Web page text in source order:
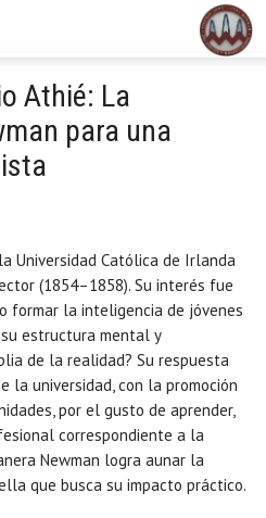
Athié: La
para una
Universidad Católica de Irlanda
(1854–1858). Su interés fue
formar la inteligencia de jóvenes
estructura mental y
de la realidad? Su respuesta
la universidad, con la promoción
por el gusto de aprender,
correspondiente a la
Newman logra aunar la
que busca su impacto práctico.